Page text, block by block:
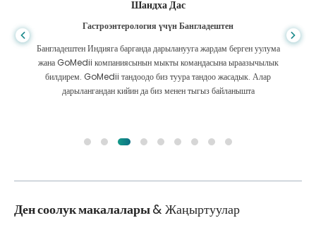
Фурканул Ислам
Бөйрөктү трансплантациялоо үчүн Бангладештен
Мен бөйрөгүмдүн оорусунан ар кандай дарыларды ала алам деп
үмүттөнгөн элем. Алланын ырайымы менен GoMedii менен жолугуп,
алар менен байланышкандан кийин гана болду.
Ден соолук макалалары& Жаңыртуулар